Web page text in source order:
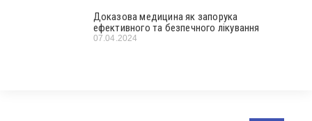
Доказова медицина як запорука
ефективного та безпечного лікування
07.04.2024